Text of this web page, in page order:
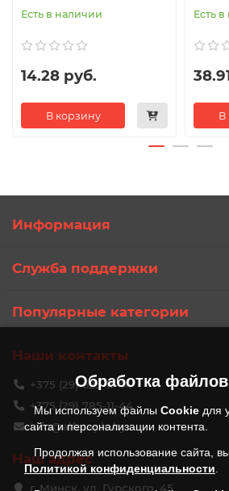
Обработка файлов
Мы используем файлы Cookie для
сайта и персонализации контента.
Продолжая использование сайта,
Политикой конфиденциальности
Есть в наличии
14.28 руб.
В корзину
Есть
В
Информация
Служба поддержки
Популярные категории
Наши контакты
+375 (29) 625-11-44
+375 (29) 785-11-44
info@alfateplo.by
Наш адрес
г. Минск, ул. Гурского, 45